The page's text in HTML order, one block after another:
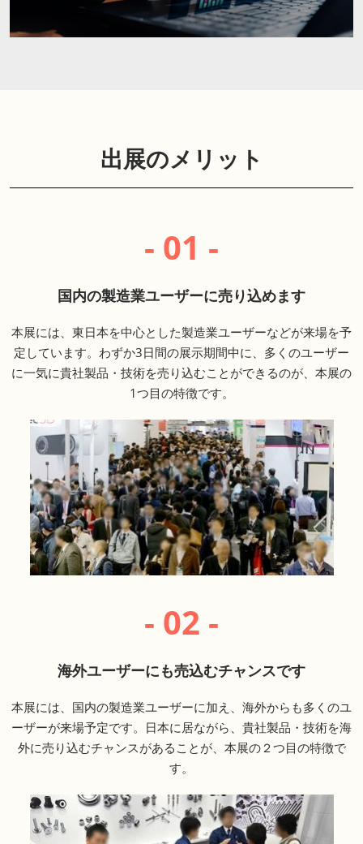
出展のメリット
- 01 -
国内の製造業ユーザーに売り込めます
本展には、東日本を中心とした製造業ユーザーなどが来場を予
定しています。わずか3日間の展示期間中に、多くのユーザー
に一気に貴社製品・技術を売り込むことができるのが、本展の
1つ目の特徴です。
- 02 -
海外ユーザーにも売込むチャンスです
本展には、国内の製造業ユーザーに加え、海外からも多くのユ
ーザーが来場予定です。日本に居ながら、貴社製品・技術を海
外に売り込むチャンスがあることが、本展の２つ目の特徴で
す。